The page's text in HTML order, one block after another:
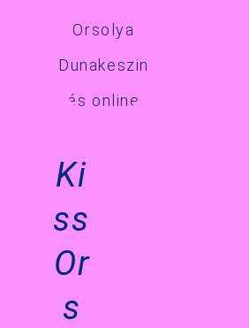
Ki
ss
Or
s